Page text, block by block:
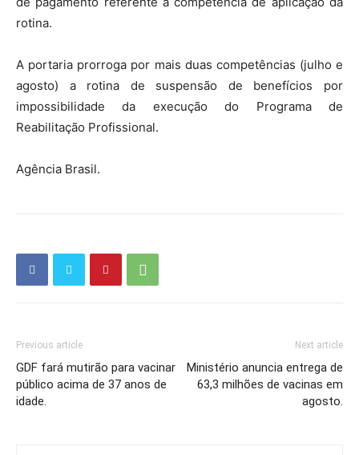
rotina.
A portaria prorroga por mais duas competências (julho e
agosto) a rotina de suspensão de benefícios por
impossibilidade da execução do Programa de
Reabilitação Profissional.
Agência Brasil.
Previous article
GDF fará mutirão para vacinar
público acima de 37 anos de
idade.
Next article
Ministério anuncia entrega de
63,3 milhões de vacinas em
agosto.